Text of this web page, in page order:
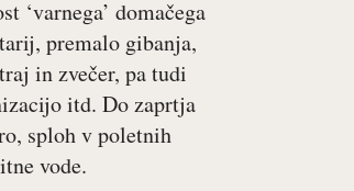
‘varnega’ domačega
premalo gibanja,
in zvečer, pa tudi
itd. Do zaprtja
sploh v poletnih
vode.